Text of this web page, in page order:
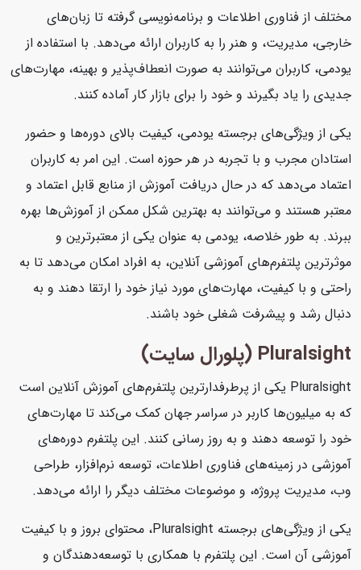
مختلف از فناوری اطلاعات و برنامه‌نویسی گرفته تا زبان‌های
خارجی، مدیریت، و هنر را به کاربران ارائه می‌دهد. با استفاده از
یودمی، کاربران می‌توانند به صورت انعطاف‌پذیر و بهینه، مهارت‌های
جدیدی را یاد بگیرند و خود را برای بازار کار آماده کنند.
یکی از ویژگی‌های برجسته یودمی، کیفیت بالای دوره‌ها و حضور
استادان مجرب و با تجربه در هر حوزه است. این امر به کاربران
اعتماد می‌دهد که در حال دریافت آموزش از منابع قابل اعتماد و
معتبر هستند و می‌توانند به بهترین شکل ممکن از آموزش‌ها بهره
ببرند. به طور خلاصه، یودمی به عنوان یکی از معتبرترین و
موثرترین پلتفرم‌های آموزشی آنلاین، به افراد امکان می‌دهد تا به
راحتی و با کیفیت، مهارت‌های مورد نیاز خود را ارتقا دهند و به
دنبال رشد و پیشرفت شغلی خود باشند.
Pluralsight (پلورال سایت)
Pluralsight یکی از پرطرفدارترین پلتفرم‌های آموزش آنلاین است
که به میلیون‌ها کاربر در سراسر جهان کمک می‌کند تا مهارت‌های
خود را توسعه دهند و به روز رسانی کنند. این پلتفرم دوره‌های
آموزشی در زمینه‌های فناوری اطلاعات، توسعه نرم‌افزار، طراحی
وب، مدیریت پروژه، و موضوعات مختلف دیگر را ارائه می‌دهد.
یکی از ویژگی‌های برجسته Pluralsight، محتوای بروز و با کیفیت
آموزشی آن است. این پلتفرم با همکاری با توسعه‌دهندگان و